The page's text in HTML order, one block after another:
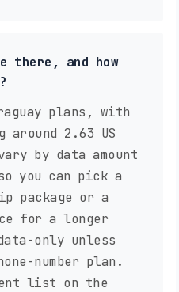
there, and how
plans, with
2.63 US
by data amount
you can pick a
package or a
for a longer
only unless
number plan.
list on the